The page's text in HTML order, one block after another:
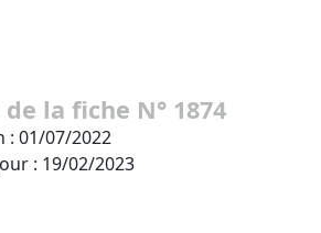
la fiche N° 1874
: 01/07/2022
: 19/02/2023